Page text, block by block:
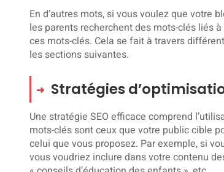
En d’autres mots, si vous voulez que votre
les parents recherchent des mots-clés liés
ces mots-clés. Cela se fait à travers
les sections suivantes.
Stratégies
Une stratégie SEO efficace comprend
mots-clés sont ceux que votre public cible
celui que vous proposez. Par exemple, si
vous voudriez inclure dans votre contenu